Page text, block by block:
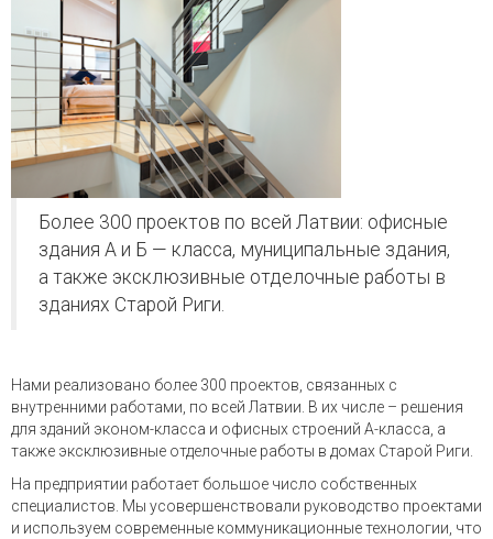
Более 300 проектов по всей Латвии: офисные
здания А и Б — класса, муниципальные здания,
а также эксклюзивные отделочные работы в
зданиях Старой Риги.
Нами реализовано более 300 проектов, связанных с
внутренними работами, по всей Латвии. В их числе – решения
для зданий эконом-класса и офисных строений А-класса, а
также эксклюзивные отделочные работы в домах Старой Риги.
На предприятии работает большое число собственных
специалистов. Мы усовершенствовали руководство проектами
и используем современные коммуникационные технологии, что